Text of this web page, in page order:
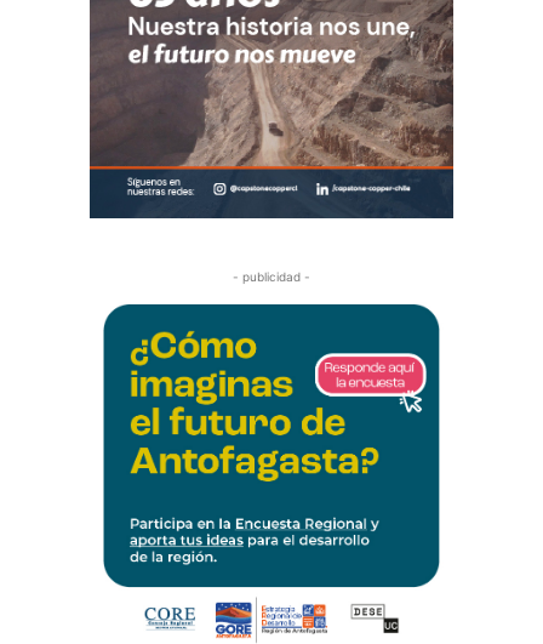
- publicidad -